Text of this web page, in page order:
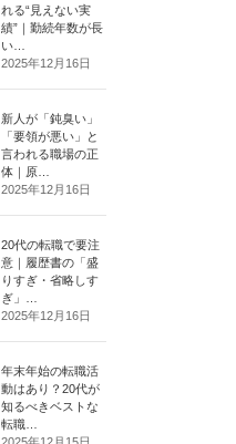
れる“見えない実
績”｜勤続年数が長
い…
2025年12月16日
新人が「鈍臭い」
「要領が悪い」と
言われる職場の正
体｜原…
2025年12月16日
20代の転職で要注
意｜履歴書の「盛
りすぎ・省略しす
ぎ」…
2025年12月16日
年末年始の転職活
動はあり？20代が
知るべきベストな
転職…